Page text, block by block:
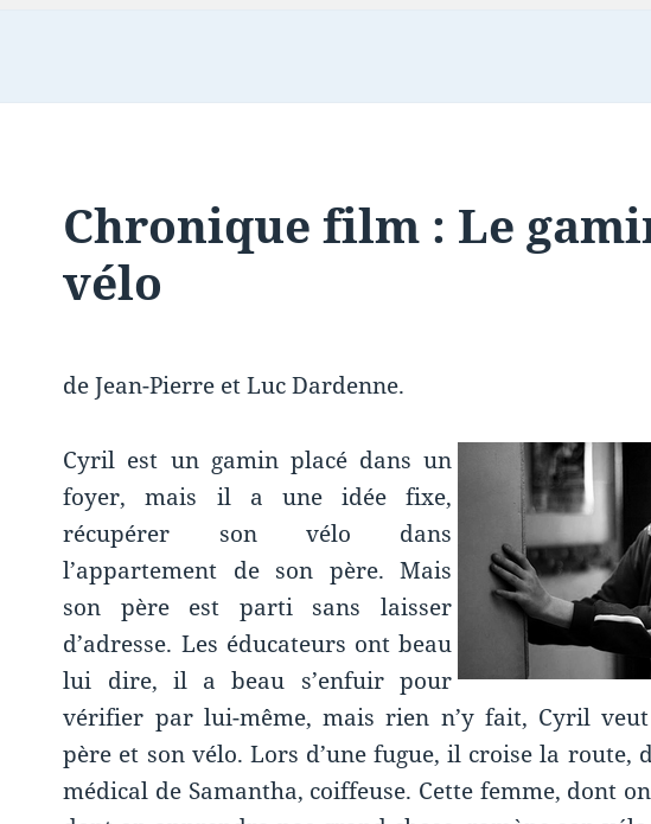
Chronique film : Le
vélo
de Jean-Pierre et Luc Dardenne.
Cyril est un gamin placé dans un
foyer, mais il a une idée fixe,
récupérer son vélo dans
l’appartement de son père. Mais
son père est parti sans laisser
d’adresse. Les éducateurs ont beau
lui dire, il a beau s’enfuir pour
vérifier par lui-même, mais rien n’y fait, Cyril
père et son vélo. Lors d’une fugue, il croise la route,
médical de Samantha, coiffeuse. Cette femme, dont